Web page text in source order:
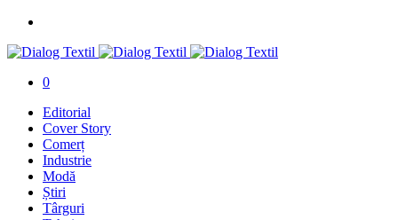
0
Editorial
Cover Story
Comerț
Industrie
Modă
Știri
Târguri